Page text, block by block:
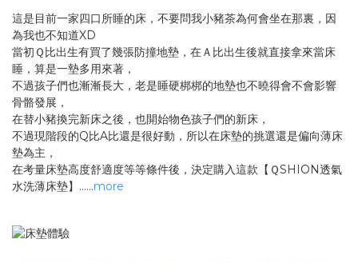
這是目前一家四口所睡的床，不要問我小豬茶為何會坐在那裏，因
為我也不知道XD
當初Ｑ比出生有買了幾張防撞地墊，在Ａ比出生後就直接拿來當床
睡，算是一墊多用來著，
不過孩子們也漸漸長大，老是睡硬梆梆的地墊也不曉得會不會影響
骨骼發展，
在替小豬換完新床之後，也開始物色孩子們的新床，
不過現階段的Q比A比還是很好動，所以在床墊的挑選還是偏向薄床
墊為主，
在考量床墊高度舒適度等等條件後，決定購入這款【ＱSHION透氣
水洗薄床墊】......more